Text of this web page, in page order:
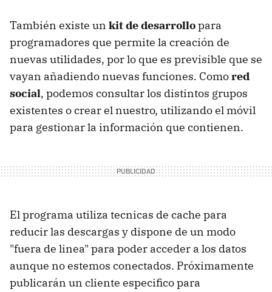
También existe un kit de desarrollopara
programadores que permite la creación de
nuevas utilidades, por lo que es previsible que se
vayan añadiendo nuevas funciones. Comored
social, podemos consultar los distintos grupos
existentes o crear el nuestro, utilizando el móvil
para gestionar la información que contienen.
El programa utiliza tecnicas de cache para
reducir las descargas y dispone de un modo
"fuera de linea" para poder acceder a los datos
aunque no estemos conectados. Próximamente
publicarán un cliente especifico para